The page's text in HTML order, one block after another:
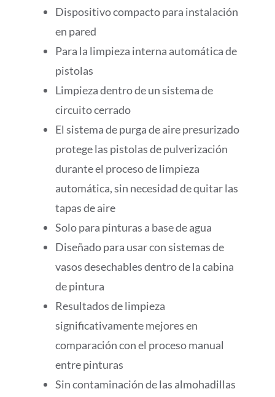
Dispositivo compacto para instalación
en pared
Para la limpieza interna automática de
pistolas
Limpieza dentro de un sistema de
circuito cerrado
El sistema de purga de aire presurizado
protege las pistolas de pulverización
durante el proceso de limpieza
automática, sin necesidad de quitar las
tapas de aire
Solo para pinturas a base de agua
Diseñado para usar con sistemas de
vasos desechables dentro de la cabina
de pintura
Resultados de limpieza
significativamente mejores en
comparación con el proceso manual
entre pinturas
Sin contaminación de las almohadillas